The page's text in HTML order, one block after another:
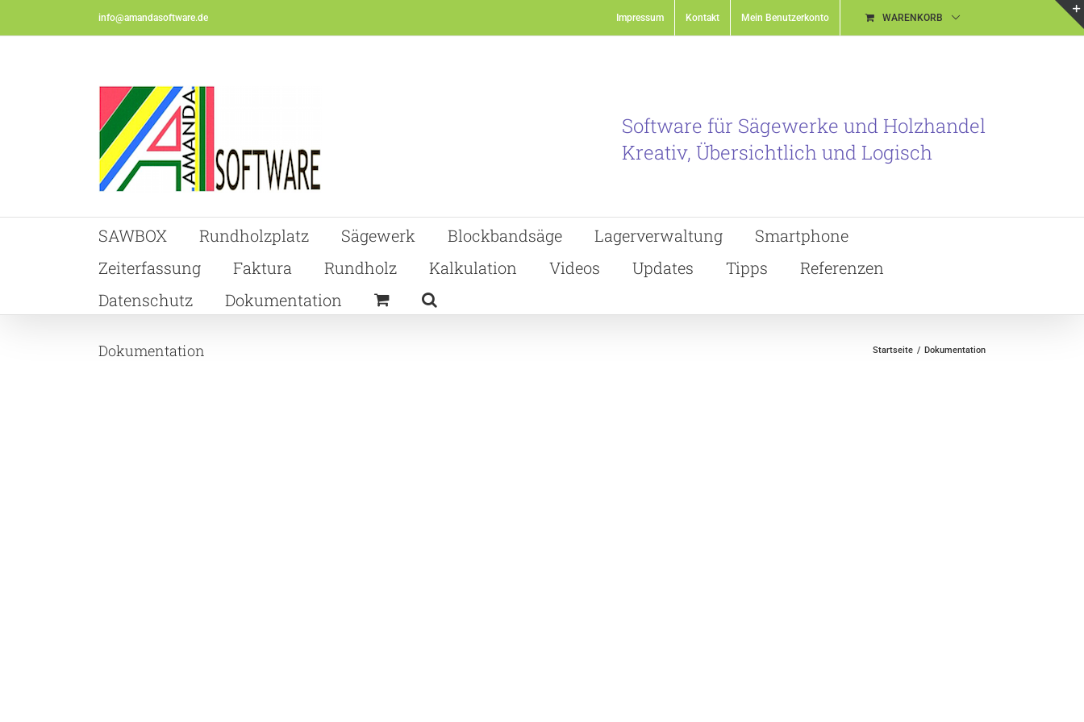
to
info@amandasoftware.de Impressum Kontakt Mein Benutzerkonto WARENKORB
Software für Sägewerke und Holzhandel
Kreativ, Übersichtlich und Logisch
SAWBOX Rundholzplatz Sägewerk Blockbandsäge Lagerverwaltung
Smartphone
Zeiterfassung
Faktura Rundholz Kalkulation Videos Updates Tipps
Referenzen
Datenschutz
Dokumentation
Dokumentation Startseite Dokumentation